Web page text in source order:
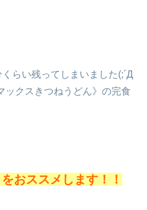
らい残ってしまいました(;´Д
ックスきつねうどん》の完食
おススメします！！